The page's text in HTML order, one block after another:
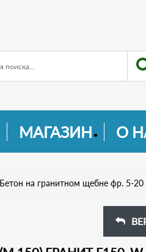
МАГАЗИН О
Бетон на гранитном щебне фр. 5-20